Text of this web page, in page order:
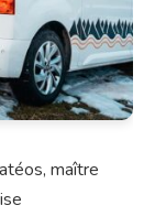
maître